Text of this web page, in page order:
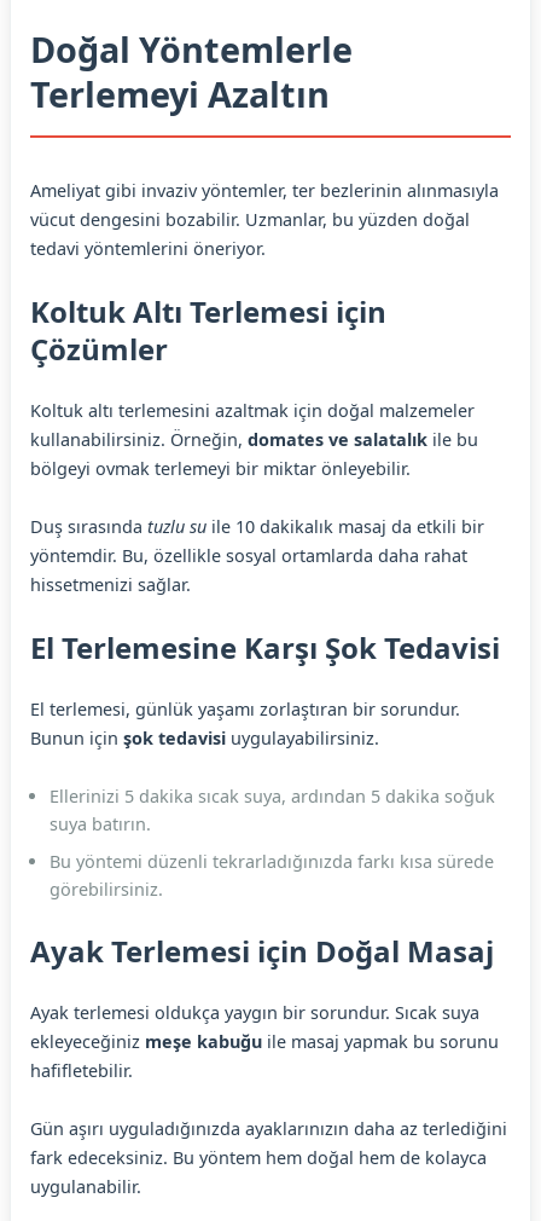
Doğal Yöntemlerle
Terlemeyi Azaltın
Ameliyat gibi invaziv yöntemler, ter bezlerinin alınmasıyla
vücut dengesini bozabilir. Uzmanlar, bu yüzden doğal
tedavi yöntemlerini öneriyor.
Koltuk Altı Terlemesi için
Çözümler
Koltuk altı terlemesini azaltmak için doğal malzemeler
kullanabilirsiniz. Örneğin, domates ve salatalık ile bu
bölgeyi ovmak terlemeyi bir miktar önleyebilir.
Duş sırasında tuzlu su ile 10 dakikalık masaj da etkili bir
yöntemdir. Bu, özellikle sosyal ortamlarda daha rahat
hissetmenizi sağlar.
El Terlemesine Karşı Şok Tedavisi
El terlemesi, günlük yaşamı zorlaştıran bir sorundur.
Bunun için şok tedavisi uygulayabilirsiniz.
Ellerinizi 5 dakika sıcak suya, ardından 5 dakika soğuk
suya batırın.
Bu yöntemi düzenli tekrarladığınızda farkı kısa sürede
görebilirsiniz.
Ayak Terlemesi için Doğal Masaj
Ayak terlemesi oldukça yaygın bir sorundur. Sıcak suya
ekleyeceğiniz meşe kabuğu ile masaj yapmak bu sorunu
hafifletebilir.
Gün aşırı uyguladığınızda ayaklarınızın daha az terlediğini
fark edeceksiniz. Bu yöntem hem doğal hem de kolayca
uygulanabilir.